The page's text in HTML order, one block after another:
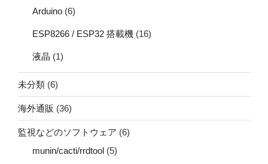
Arduino (6)
ESP8266 / ESP32 搭載機 (16)
液晶 (1)
未分類 (6)
海外通販 (36)
監視などのソフトウェア (6)
munin/cacti/rrdtool (5)